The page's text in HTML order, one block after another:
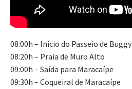
08:00h – Inicio do Passeio de Buggy
08:20h – Praia de Muro Alto
09:00h – Saída para Maracaípe
09:30h – Coqueiral de Maracaípe